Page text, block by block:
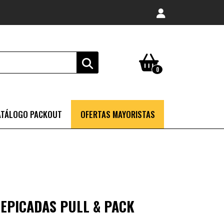
0
PACKOUT OFERTAS MAYORISTAS
PULL & PACK